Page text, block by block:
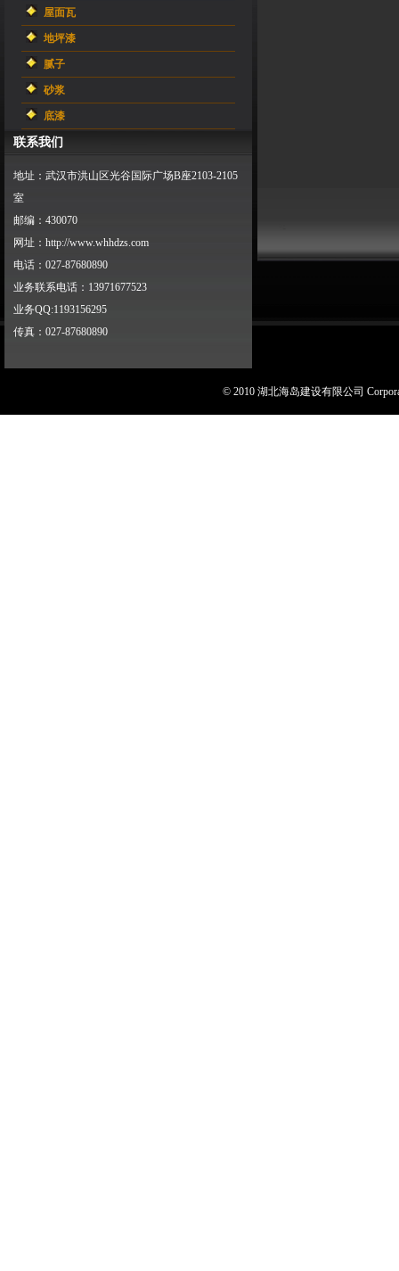
屋面瓦
地坪漆
腻子
砂浆
底漆
联系我们
地址：武汉市洪山区光谷国际广场B座2103-2105
室
邮编：430070
网址：http://www.whhdzs.com
电话：027-87680890
业务联系电话：13971677523
业务QQ:1193156295
传真：027-87680890
© 2010 湖北海岛建设有限公司